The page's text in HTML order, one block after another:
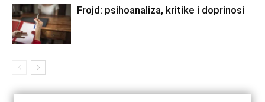
Frojd: psihoanaliza, kritike i doprinosi